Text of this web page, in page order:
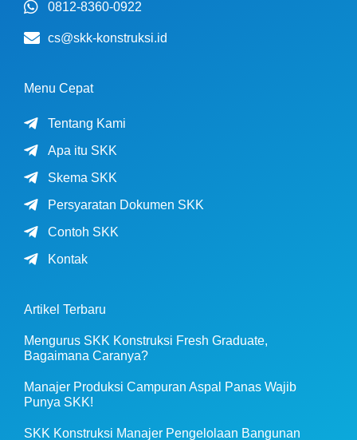
0812-8360-0922
cs@skk-konstruksi.id
Menu Cepat
Tentang Kami
Apa itu SKK
Skema SKK
Persyaratan Dokumen SKK
Contoh SKK
Kontak
Artikel Terbaru
Mengurus SKK Konstruksi Fresh Graduate,
Bagaimana Caranya?
Manajer Produksi Campuran Aspal Panas Wajib
Punya SKK!
SKK Konstruksi Manajer Pengelolaan Bangunan